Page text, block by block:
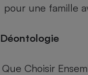
pour une famille
Déontologie
Que Choisir